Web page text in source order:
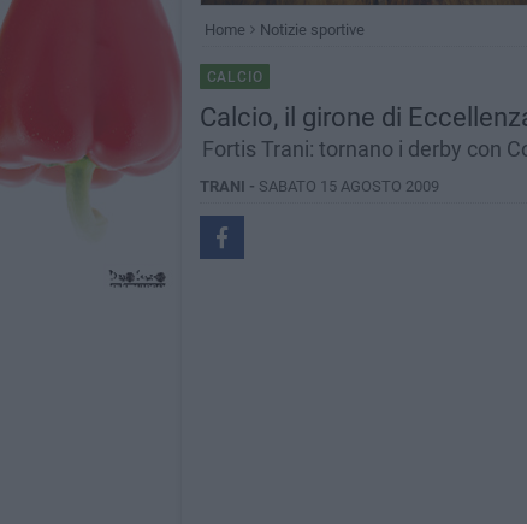
Home Notizie sportive
CALCIO
Calcio, il girone di
Fortis Trani: tornano i derby con
TRANI - SABATO 15 AGOSTO 2009